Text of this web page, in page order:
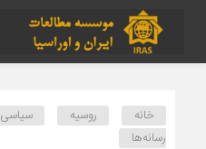
خانه روسیه سیاسی
رسانه‌ها